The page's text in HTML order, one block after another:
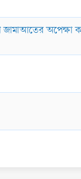
জামাআতের অপেক্ষা